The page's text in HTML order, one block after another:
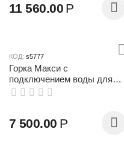
11 560.00 Р
КОД: s5777
Горка Макси с
подключением воды для
девочек Dolu 2502
7 500.00 Р